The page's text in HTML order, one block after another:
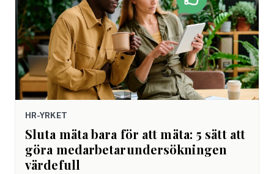
HR-YRKET
Sluta mäta bara för att mäta: 5 sätt att
göra medarbetarundersökningen
värdefull